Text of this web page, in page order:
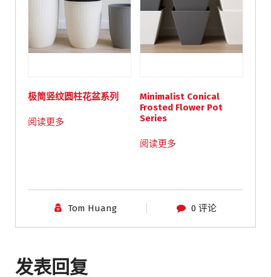
极简竖纹圆柱花盆系列
阅读更多
Minimalist Conical
Frosted Flower Pot
Series
阅读更多
Tom Huang 0 评论
发表回复